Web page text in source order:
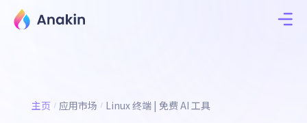
主页 应用市场 Linux 终端 | 免费 AI 工具